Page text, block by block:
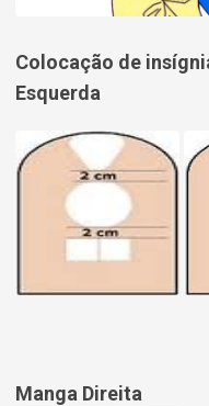
Colocação de
Esquerda
Manga Direita